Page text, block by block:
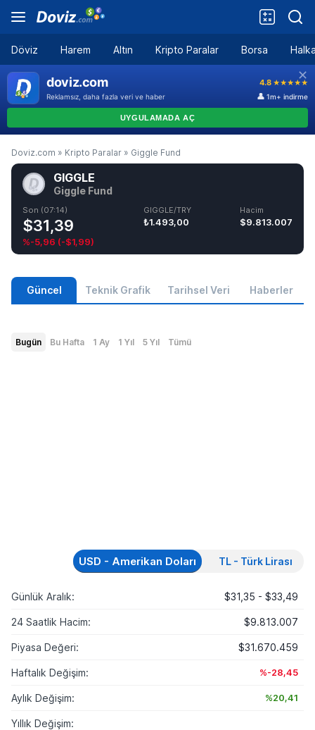
Döviz Harem Altın Kripto Paralar Borsa
Doviz.com » Kripto Paralar » Giggle Fund
GIGGLE
Giggle Fund
Son (07:14)
$31,39
%-5,96 (-$1,99)
GIGGLE/TRY
₺1.493,00
Hacim
$9.813.007
Güncel Teknik Grafik Tarihsel Veri Haberler
Bugün Bu Hafta 1 Ay 1 Yıl 5 Yıl Tümü
USD - Amerikan Doları TL - Türk Lirası
Günlük Aralık: $31,35 - $33,49
24 Saatlik Hacim: $9.813.007
Piyasa Değeri: $31.670.459
Haftalık Değişim: %-28,45
Aylık Değişim: %20,41
Yıllık Değişim: